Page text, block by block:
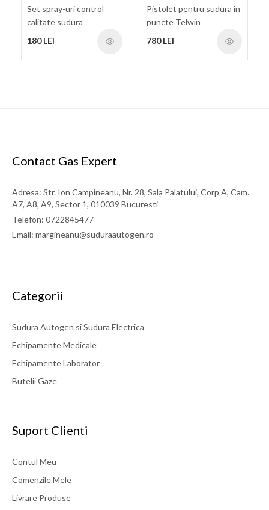
Set spray-uri control
calitate sudura
180 LEI
Pistolet pentru sudura in
puncte Telwin
ALUSPOTTER 6100
780 LEI
Contact Gas Expert
Adresa: Str. Ion Campineanu, Nr. 28, Sala Palatului, Corp A, Cam.
A7, A8, A9, Sector 1, 010039 Bucuresti
Telefon: 0722845477
Email: margineanu@suduraautogen.ro
Categorii
Sudura Autogen si Sudura Electrica
Echipamente Medicale
Echipamente Laborator
Butelii Gaze
Suport Clienti
Contul Meu
Comenzile Mele
Livrare Produse